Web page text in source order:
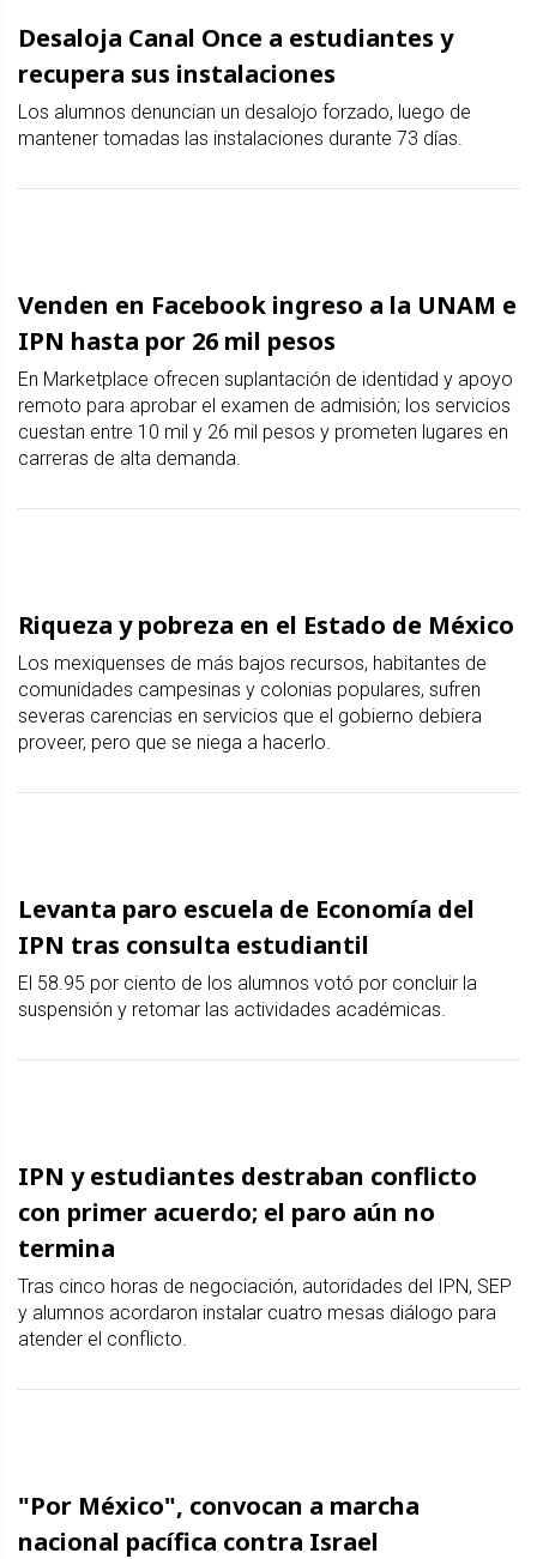
Desaloja Canal Once a estudiantes y
recupera sus instalaciones
Los alumnos denuncian un desalojo forzado, luego de
mantener tomadas las instalaciones durante 73 días.
Venden en Facebook ingreso a la UNAM e
IPN hasta por 26 mil pesos
En Marketplace ofrecen suplantación de identidad y apoyo
remoto para aprobar el examen de admisión; los servicios
cuestan entre 10 mil y 26 mil pesos y prometen lugares en
carreras de alta demanda.
Riqueza y pobreza en el Estado de México
Los mexiquenses de más bajos recursos, habitantes de
comunidades campesinas y colonias populares, sufren
severas carencias en servicios que el gobierno debiera
proveer, pero que se niega a hacerlo.
Levanta paro escuela de Economía del
IPN tras consulta estudiantil
El 58.95 por ciento de los alumnos votó por concluir la
suspensión y retomar las actividades académicas.
IPN y estudiantes destraban conflicto
con primer acuerdo; el paro aún no
termina
Tras cinco horas de negociación, autoridades del IPN, SEP
y alumnos acordaron instalar cuatro mesas diálogo para
atender el conflicto.
"Por México", convocan a marcha
nacional pacífica contra Israel